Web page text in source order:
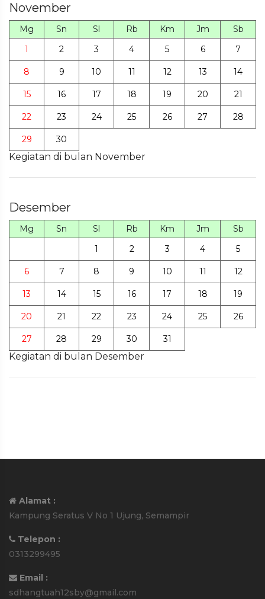
November
Mg Sn Sl Rb Km Jm
Sb
1
2 3 4 5 6 7
8 9 10 11 12 13 14
15 16 17 18 19 20 21
22 23 24 25 26 27 28
29 30
Kegiatan di bulan November
Desember
Mg Sn Sl Rb Km Jm
Sb
1
2 3 4 5
6 7 8 9 10 11 12
13 14 15 16 17 18 19
20 21 22 23 24 25 26
27 28 29 30 31
Kegiatan di bulan Desember
Alamat :
Kampung Seratus V No 1 Ujung, Semampir
Telepon :
0313299495
Email :
sdhangtuah12sby@gmail.com